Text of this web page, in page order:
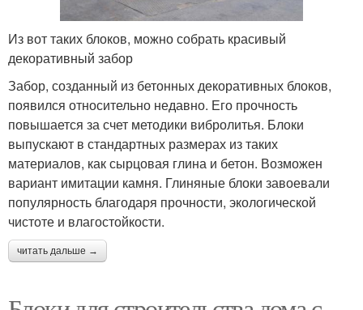
Из вот таких блоков, можно собрать красивый
декоративный забор
Забор, созданный из бетонных декоративных блоков,
появился относительно недавно. Его прочность
повышается за счет методики вибролитья. Блоки
выпускают в стандартных размерах из таких
материалов, как сырцовая глина и бетон. Возможен
вариант имитации камня. Глиняные блоки завоевали
популярность благодаря прочности, экологической
чистоте и влагостойкости.
читать дальше →